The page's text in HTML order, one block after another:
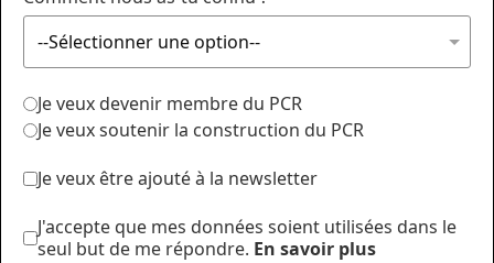
Je veux devenir membre du PCR
Je veux soutenir la construction du PCR
Je veux être ajouté à la newsletter
J'accepte que mes données soient utilisées dans le
seul but de me répondre. En savoir plus